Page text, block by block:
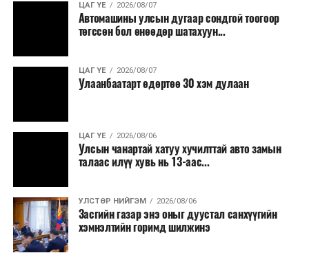
ЦАГ ҮЕ 2026/08/07
Автомашины улсын дугаар сондгой тоогоор
төгссөн бол өнөөдөр шатахуун...
ЦАГ ҮЕ 2026/08/07
Улаанбаатарт өдөртөө 30 хэм дулаан
ЦАГ ҮЕ 2026/08/06
Улсын чанартай хатуу хучилттай авто замын
талаас илүү хувь нь 13-аас...
УЛСТӨР НИЙГЭМ 2026/08/06
Засгийн газар энэ оныг дуустал санхүүгийн
хэмнэлтийн горимд шилжинэ